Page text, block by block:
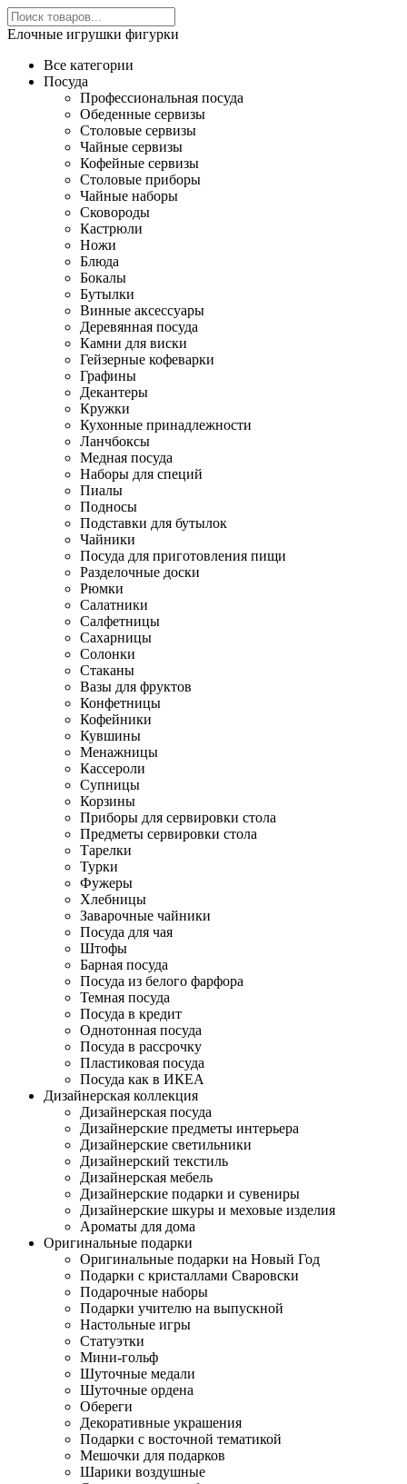
Елочные игрушки фигурки
Все категории
Посуда
Профессиональная посуда
Обеденные сервизы
Столовые сервизы
Чайные сервизы
Кофейные сервизы
Столовые приборы
Чайные наборы
Сковороды
Кастрюли
Ножи
Блюда
Бокалы
Бутылки
Винные аксессуары
Деревянная посуда
Камни для виски
Гейзерные кофеварки
Графины
Декантеры
Кружки
Кухонные принадлежности
Ланчбоксы
Медная посуда
Наборы для специй
Пиалы
Подносы
Подставки для бутылок
Чайники
Посуда для приготовления пищи
Разделочные доски
Рюмки
Салатники
Салфетницы
Сахарницы
Солонки
Стаканы
Вазы для фруктов
Конфетницы
Кофейники
Кувшины
Менажницы
Кассероли
Супницы
Корзины
Приборы для сервировки стола
Предметы сервировки стола
Тарелки
Турки
Фужеры
Хлебницы
Заварочные чайники
Посуда для чая
Штофы
Барная посуда
Посуда из белого фарфора
Темная посуда
Посуда в кредит
Однотонная посуда
Посуда в рассрочку
Пластиковая посуда
Посуда как в ИКЕА
Дизайнерская коллекция
Дизайнерская посуда
Дизайнерские предметы интерьера
Дизайнерские светильники
Дизайнерский текстиль
Дизайнерская мебель
Дизайнерские подарки и сувениры
Дизайнерские шкуры и меховые изделия
Ароматы для дома
Оригинальные подарки
Оригинальные подарки на Новый Год
Подарки с кристаллами Сваровски
Подарочные наборы
Подарки учителю на выпускной
Настольные игры
Статуэтки
Мини-гольф
Шуточные медали
Шуточные ордена
Обереги
Декоративные украшения
Подарки с восточной тематикой
Мешочки для подарков
Шарики воздушные